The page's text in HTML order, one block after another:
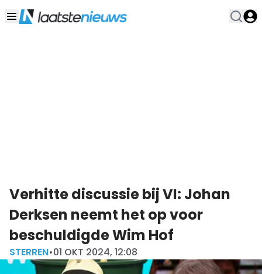
Verhitte discussie bij VI: Johan
Derksen neemt het op voor
beschuldigde Wim Hof
STERREN•01 OKT 2024, 12:08